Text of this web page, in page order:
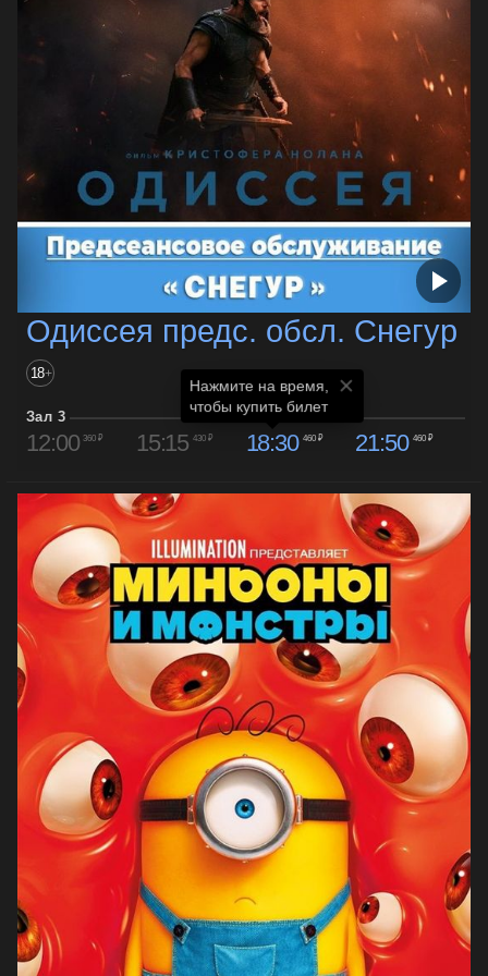
Одиссея предс. обсл. Снегур
18+
Зал 3
12:00 360 ₽ 15:15 430 ₽ 18:30 460 ₽ 21:50 460 ₽
Нажмите на время,
чтобы купить билет